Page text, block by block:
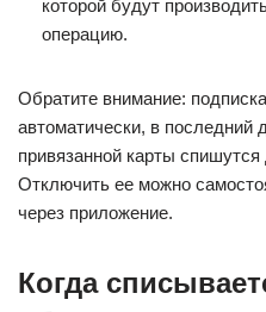
которой будут
операцию.
Обратите внимание:
автоматически, в последний
привязанной карты
Отключить ее можно
через приложение.
Когда